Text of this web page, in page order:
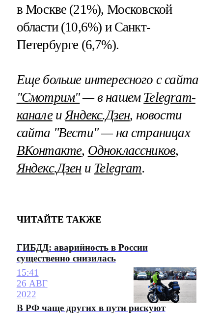
в Москве (21%), Московской
области (10,6%) и Санкт-
Петербурге (6,7%).
Еще больше интересного с сайта
"Смотрим"— в нашем Telegram-
каналеиЯндекс.Дзен, новости
сайта "Вести" — на страницах
ВКонтакте, Одноклассников,
Яндекс.Дзени Telegram.
ЧИТАЙТЕ ТАКЖЕ
ГИБДД: аварийность в России
существенно снизилась
15:41
26 АВГ
2022
В РФ чаще других в пути рискуют